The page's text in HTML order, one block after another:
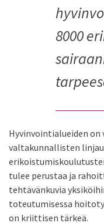
8000
Hyvinvointialueiden
valtakunnallisten
tulee perustaa ja
tehtävänkuvia
toteutumisessa
on kriittisen tärkeä.